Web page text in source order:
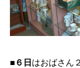
■６日 はおばさん